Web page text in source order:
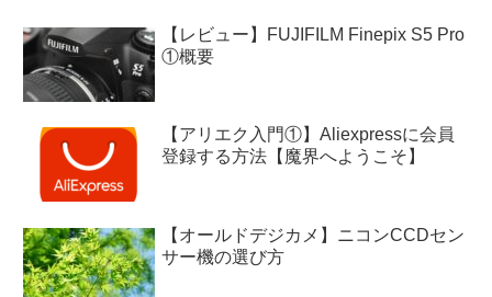
【レビュー】FUJIFILM Finepix S5 Pro
①概要
【アリエク入門①】Aliexpressに会員
登録する方法【魔界へようこそ】
【オールドデジカメ】ニコンCCDセン
サー機の選び方